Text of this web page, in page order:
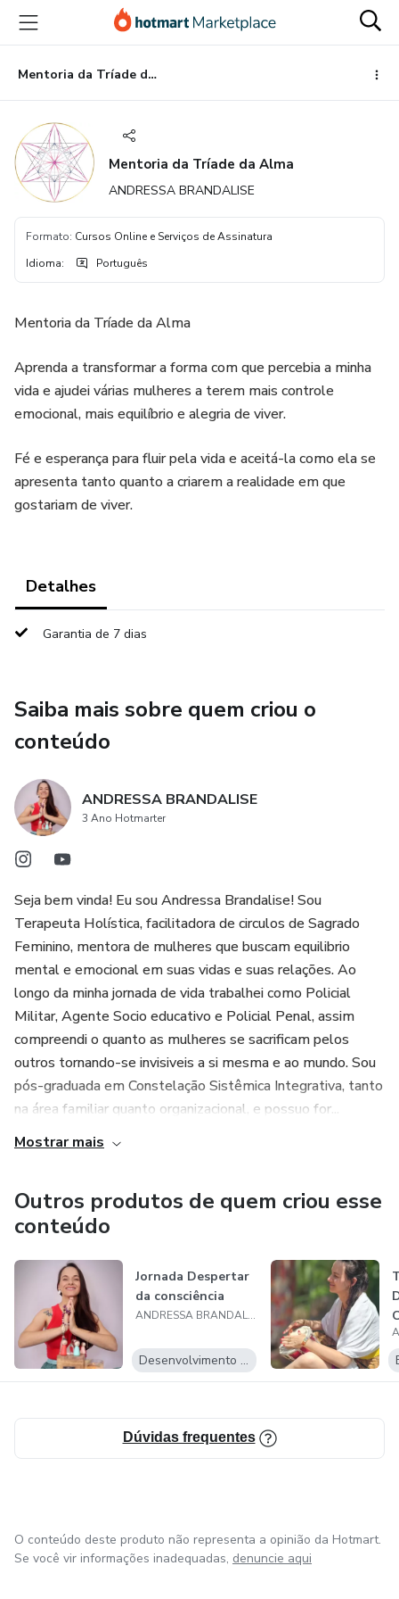
para
conteúdo
principal
para
pagamento
para
rodapé
Mentoria da Tríade da Alma
Mentoria da Tríade da Alma
ANDRESSA BRANDALISE
Formato: Cursos Online e Serviços de Assinatura
Idioma: Português
Mentoria da Tríade da Alma
Aprenda a transformar a forma com que percebia a minha
vida e ajudei várias mulheres a terem mais controle
emocional, mais equilíbrio e alegria de viver.
Fé e esperança para fluir pela vida e aceitá-la como ela se
apresenta tanto quanto a criarem a realidade em que
gostariam de viver.
Detalhes
Garantia de 7 dias
Saiba mais sobre quem criou o
conteúdo
ANDRESSA BRANDALISE
3 Ano Hotmarter
Seja bem vinda! Eu sou Andressa Brandalise! Sou
Terapeuta Holística, facilitadora de circulos de Sagrado
Feminino, mentora de mulheres que buscam equilibrio
mental e emocional em suas vidas e suas relações. Ao
longo da minha jornada de vida trabalhei como Policial
Militar, Agente Socio educativo e Policial Penal, assim
compreendi o quanto as mulheres se sacrificam pelos
outros tornando-se invisiveis a si mesma e ao mundo. Sou
pós-graduada em Constelação Sistêmica Integrativa, tanto
na área familiar quanto organizacional, e possuo for...
Mostrar mais
Outros produtos de quem criou esse
conteúdo
Jornada Despertar
da consciência
ANDRESSA BRANDALISE
Desenvolvimento Pessoal
Dúvidas frequentes
O conteúdo deste produto não representa a opinião da Hotmart.
Se você vir informações inadequadas, denuncie aqui